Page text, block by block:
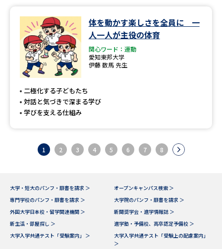
体を動かす楽しさを全員に 一
人一人が主役の体育
関心ワード：運動
愛知東邦大学
伊藤 数馬 先生
二極化する子どもたち
対話と気づきで深まる学び
学びを支える仕組み
1 2 3 4 5 6 7 8
大学・短大のパンフ・願書を請求 ＞
オープンキャンパス検索 ＞
専門学校のパンフ・願書を請求 ＞
大学院のパンフ・願書を請求 ＞
外国大学日本校・留学関連機関 ＞
新聞奨学会・進学情報誌 ＞
新生活・部屋探し ＞
進学塾・予備校、高卒認定予備校 ＞
大学入学共通テスト「受験案内」 ＞
大学入学共通テスト「受験上の配慮案内」
＞